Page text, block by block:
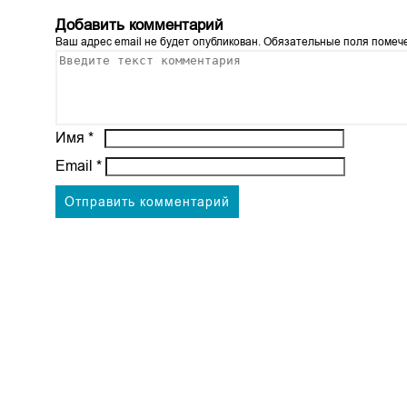
Добавить комментарий
Ваш адрес email не будет опубликован. Обязательные поля
Имя*
Email*